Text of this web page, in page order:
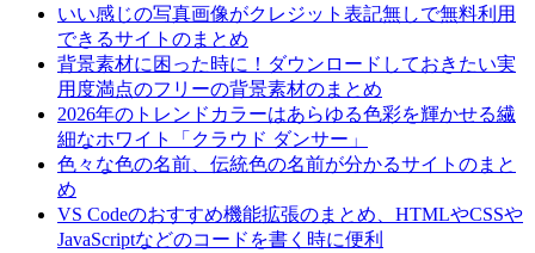
いい感じの写真画像がクレジット表記無しで無料利用
できるサイトのまとめ
背景素材に困った時に！ダウンロードしておきたい実
用度満点のフリーの背景素材のまとめ
2026年のトレンドカラーはあらゆる色彩を輝かせる繊
細なホワイト「クラウド ダンサー」
色々な色の名前、伝統色の名前が分かるサイトのまと
め
VS Codeのおすすめ機能拡張のまとめ、HTMLやCSSや
JavaScriptなどのコードを書く時に便利